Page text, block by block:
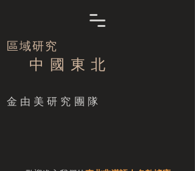
區域研究
中 國 東 北
​金由美研究團隊